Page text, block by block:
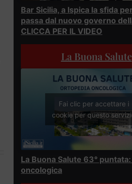
Bar Sicilia, a Ispica la sfida
passa dal nuovo governo
CLICCA PER IL VIDEO
La Buona Salute
Fai clic per accettare i
cookie per questo
La Buona Salute 63°
oncologica